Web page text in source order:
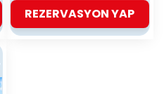
REZERVASYON YAP